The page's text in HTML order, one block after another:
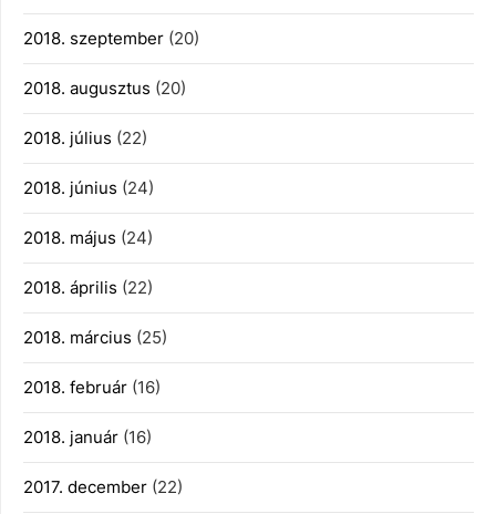
2018. szeptember (20)
2018. augusztus (20)
2018. július (22)
2018. június (24)
2018. május (24)
2018. április (22)
2018. március (25)
2018. február (16)
2018. január (16)
2017. december (22)